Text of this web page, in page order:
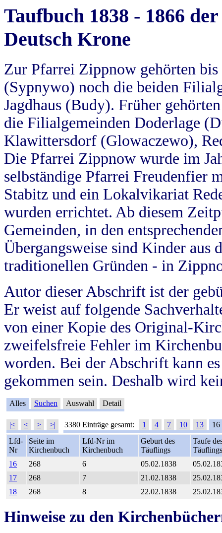
Taufbuch 1838 - 1866
Deutsch Krone
Zur Pfarrei Zippnow gehörten
(Sypnywo) noch die beiden
Jagdhaus (Budy). Früher
die Filialgemeinden Doderlage
Klawittersdorf (Glowaczewo),
Die Pfarrei Zippnow wurde im
selbständige Pfarrei Freudenfier
Stabitz und ein Lokalvikariat
wurden errichtet. Ab diesem
Gemeinden, in den
Übergangsweise sind Kinder aus
traditionellen Gründen - in
Autor dieser Abschrift ist der
Er weist auf folgende
von einer Kopie des Original-
zweifelsfreie Fehler im
worden. Bei der Abschrift kann
gekommen sein. Deshalb wird
Alles Suchen Auswahl Detail
|< < > >| 3380 Einträge gesamt: 1 4 7 10 13
16
Lfd-
Nr
Seite im
Kirchenbuch
Lfd-Nr im
Kirchenbuch
Geburt des
Täuflings
Taufe
Täuflings
16
268 6 05.02.1838
17
268 7 21.02.1838
18
268 8 22.02.1838
Hinweise zu den